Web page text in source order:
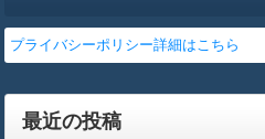
プライバシーポリシー詳細はこちら
最近の投稿